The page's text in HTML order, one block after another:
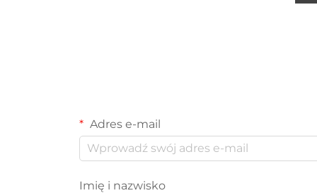
Adres e-mail
Imię i nazwisko